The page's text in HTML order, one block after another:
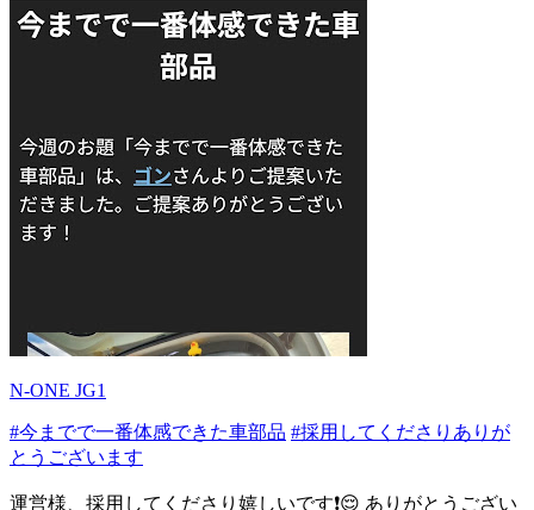
N-ONE JG1
#今までで一番体感できた車部品 #採用してくださりありが
とうございます
運営様、採用してくださり嬉しいです❗😌 ありがとうござい